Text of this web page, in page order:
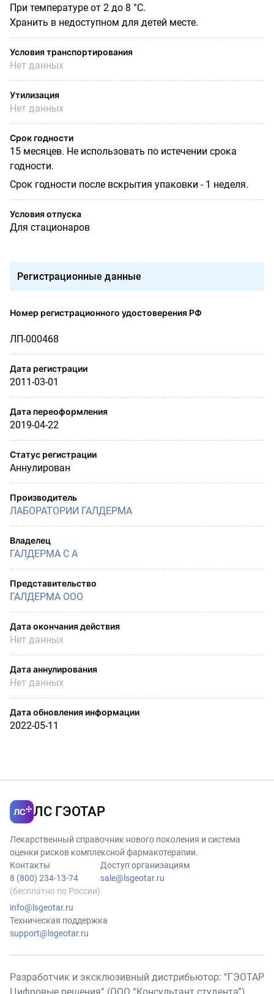
При температуре от 2 до 8 °С.
Хранить в недоступном для детей месте.
Условия транспортирования
Нет данных
Утилизация
Нет данных
Срок годности
15 месяцев. Не использовать по истечении срока
годности.
Срок годности после вскрытия упаковки - 1 неделя.
Условия отпуска
Для стационаров
Регистрационные данные
Номер регистрационного удостоверения РФ
ЛП-000468
Дата регистрации
2011-03-01
Дата переоформления
2019-04-22
Статус регистрации
Аннулирован
Производитель
ЛАБОРАТОРИИ ГАЛДЕРМА
Владелец
ГАЛДЕРМА С А
Представительство
ГАЛДЕРМА ООО
Дата окончания действия
Нет данных
Дата аннулирования
Нет данных
Дата обновления информации
2022-05-11
ЛС ГЭОТАР
Лекарственный справочник нового поколения и система
оценки рисков комплексной фармакотерапии.
Контакты
8 (800) 234-13-74
(бесплатно по России)
info@lsgeotar.ru
Доступ организациям
sale@lsgeotar.ru
Техническая поддержка
support@lsgeotar.ru
Разработчик и эксклюзивный дистрибьютор: “ГЭОТАР